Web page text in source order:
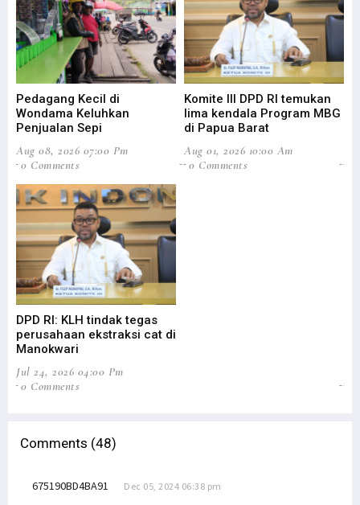
Pedagang Kecil di
Wondama Keluhkan
Penjualan Sepi
Aug 08, 2026 07:00 Pm
0 Comments
Komite III DPD RI temukan
lima kendala Program MBG
di Papua Barat
Aug 01, 2026 10:00 Am
0 Comments
DPD RI: KLH tindak tegas
perusahaan ekstraksi cat di
Manokwari
Jul 24, 2026 04:00 Pm
0 Comments
Comments (48)
675190BD4BA91 Dec 05, 2024 06:38 pm